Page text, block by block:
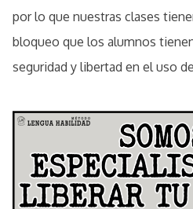
por lo que nuestras clases
bloqueo que los alumnos
seguridad y libertad en el uso